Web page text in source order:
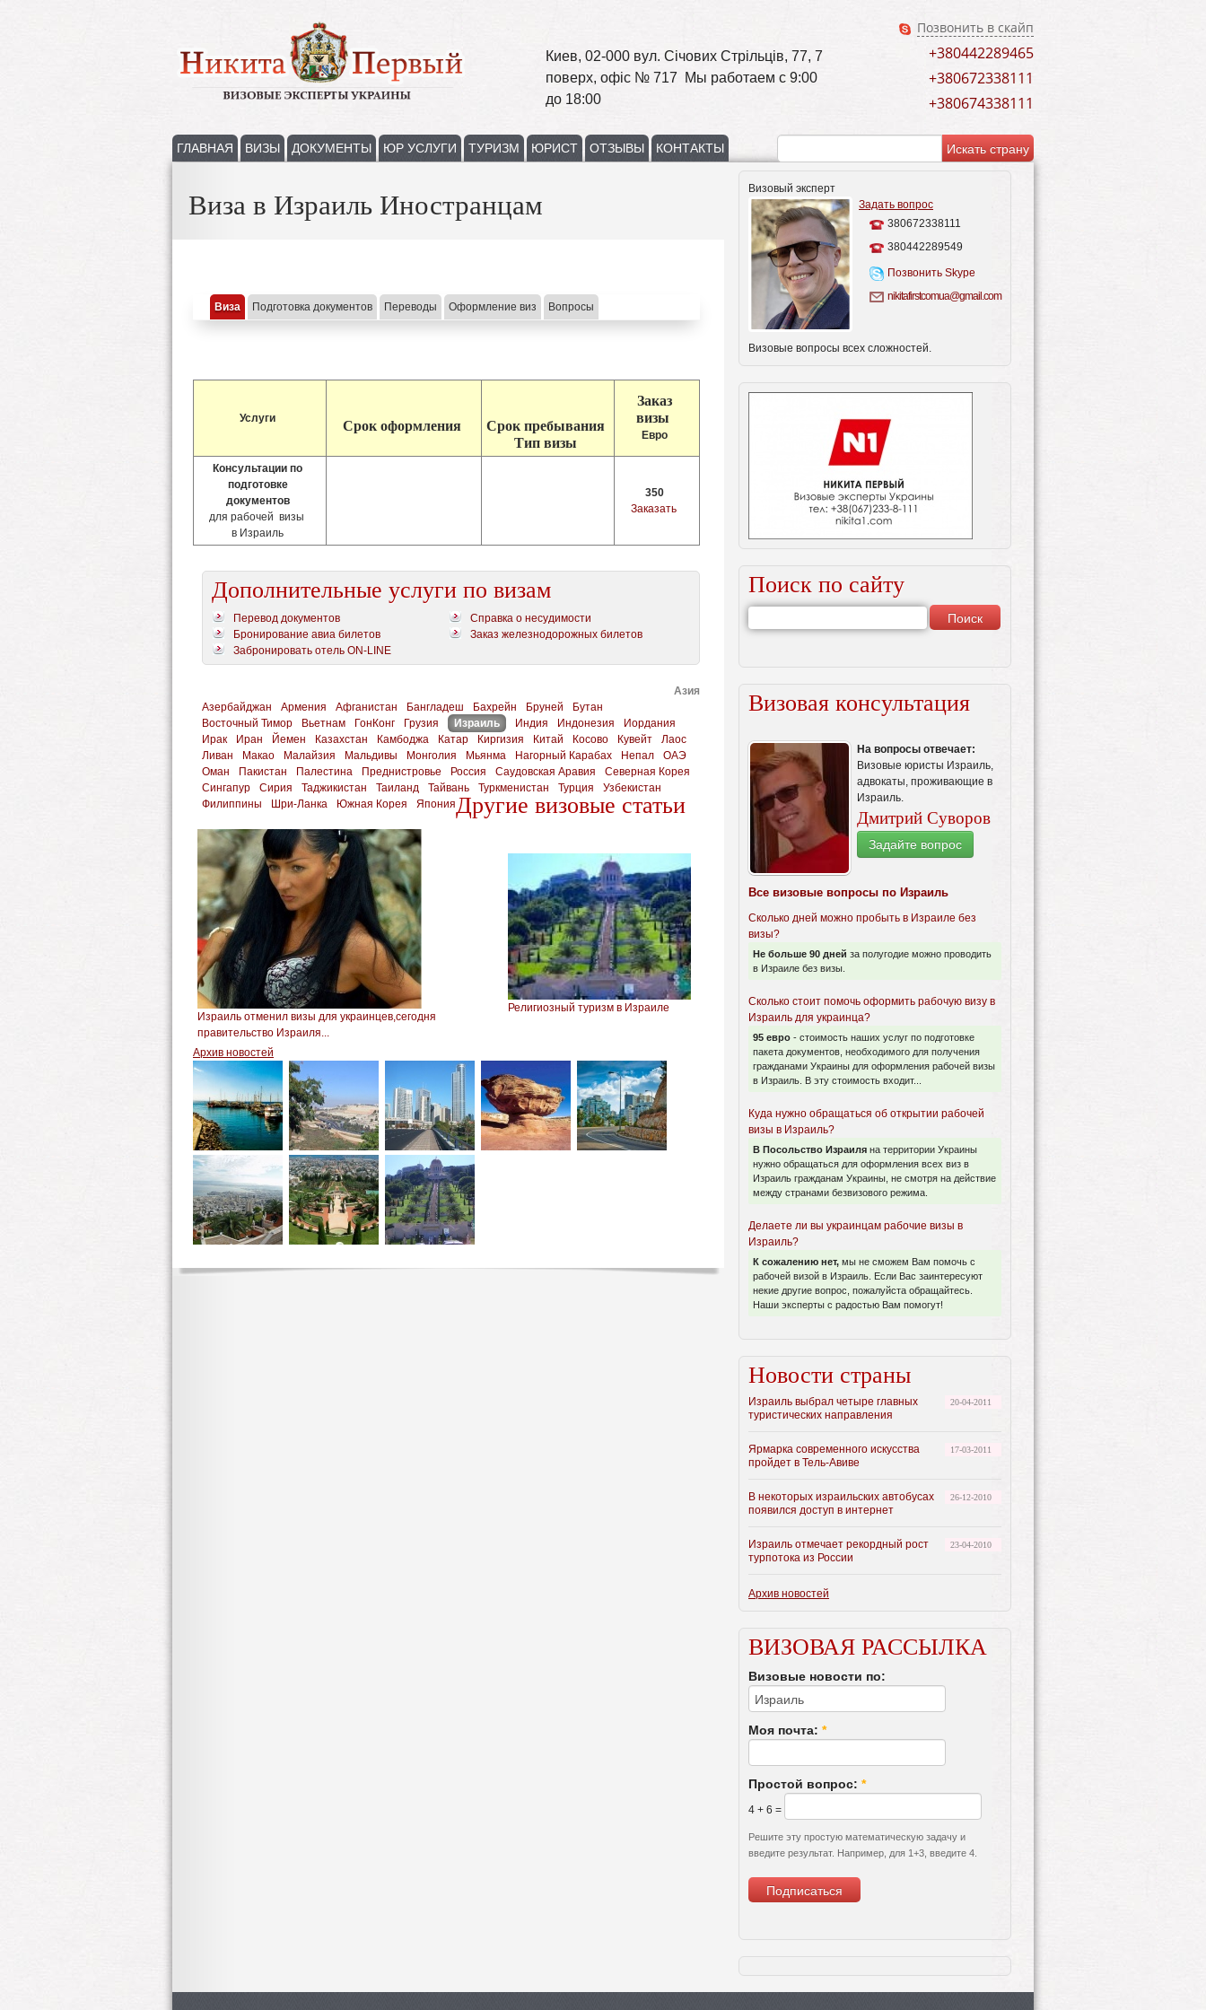
Киев, 02-000 вул. Січових Стрільців, 77, 7
поверх, офіс № 717 Мы работаем с 9:00
до 18:00
Позвонить в скайп
+380442289465
+380672338111
+380674338111
ГЛАВНАЯ ВИЗЫ ДОКУМЕНТЫ ЮР УСЛУГИ ТУРИЗМ ЮРИСТ ОТЗЫВЫ КОНТАКТЫ
Виза в Израиль Иностранцам
Виза Подготовка документов Переводы Оформление виз Вопросы
Услуги Срок оформления Срок пребывания
Тип визы
Заказ
визы
Евро
Консультации по
подготовке
документов
для рабочей визы
в Израиль
350
Заказать
Дополнительные услуги по визам
Перевод документов
Справка о несудимости
Бронирование авиа билетов
Заказ железнодорожных билетов
Забронировать отель ON-LINE
Азия
Азербайджан
Армения Афганистан Бангладеш Бахрейн Бруней
Бутан
Восточный Тимор
Вьетнам ГонКонг Грузия Израиль Индия Индонезия
Иордания
Ирак
Иран Йемен Казахстан Камбоджа Катар Киргизия Китай Косово Кувейт
Лаос
Ливан
Макао Малайзия Мальдивы Монголия Мьянма Нагорный Карабах Непал
ОАЭ
Оман
Пакистан Палестина Преднистровье Россия Саудовская Аравия
Северная Корея
Сингапур
Сирия Таджикистан Таиланд Тайвань Туркменистан Турция
Узбекистан
Филиппины
Шри-Ланка Южная Корея ЯпонияДругие визовые статьи
Израиль отменил визы для украинцев,сегодня
правительство Израиля...
Религиозный туризм в Израиле
Архив новостей
Визовый эксперт
Задать вопрос
380672338111
380442289549
Позвонить Skype
nikitafirstcomua@gmail.com
Визовые вопросы всех сложностей.
Поиск по сайту
Визовая консультация
На вопросы отвечает:
Визовые юристы Израиль,
адвокаты, проживающие в
Израиль.
Дмитрий Суворов
Задайте вопрос
Все визовые вопросы по Израиль
Сколько дней можно пробыть в Израиле без
визы?
Не больше 90 дней за полугодие можно проводить
в Израиле без визы.
Сколько стоит помочь оформить рабочую визу в
Израиль для украинца?
95 евро - стоимость наших услуг по подготовке
пакета документов, необходимого для получения
гражданами Украины для оформления рабочей визы
в Израиль. В эту стоимость входит...
Куда нужно обращаться об открытии рабочей
визы в Израиль?
В Посольство Израиля на территории Украины
нужно обращаться для оформления всех виз в
Израиль гражданам Украины, не смотря на действие
между странами безвизового режима.
Делаете ли вы украинцам рабочие визы в
Израиль?
К сожалению нет, мы не сможем Вам помочь с
рабочей визой в Израиль. Если Вас заинтересуют
некие другие вопрос, пожалуйста обращайтесь.
Наши эксперты с радостью Вам помогут!
Новости страны
20-04-2011
Израиль выбрал четыре главных
туристических направления
17-03-2011
Ярмарка современного искусства
пройдет в Тель-Авиве
26-12-2010
В некоторых израильских автобусах
появился доступ в интернет
23-04-2010
Израиль отмечает рекордный рост
турпотока из России
Архив новостей
ВИЗОВАЯ РАССЫЛКА
Визовые новости по:
Моя почта: *
Простой вопрос: *
4 + 6 =
Решите эту простую математическую задачу и
введите результат. Например, для 1+3, введите 4.